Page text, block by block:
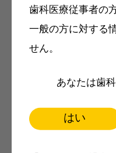
歯科医療従事者の
一般の方に対する
せん。
あなたは歯
はい
メ